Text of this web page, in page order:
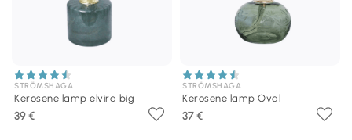
STRÖMSHAGA
Kerosene lamp elvira big
39 €
STRÖMSHAGA
Kerosene lamp Oval
37 €